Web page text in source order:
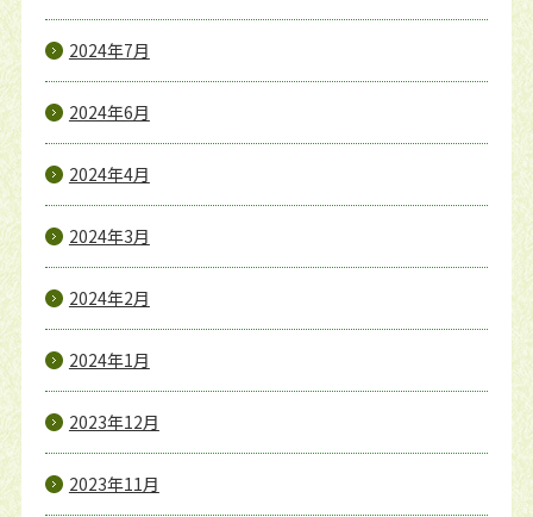
2024年7月
2024年6月
2024年4月
2024年3月
2024年2月
2024年1月
2023年12月
2023年11月